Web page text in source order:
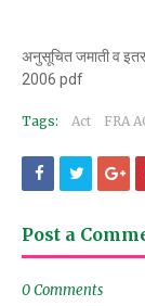
अनुसूचित जमाती व
2006 pdf
Tags: Act FRA
Post a
0 Comments